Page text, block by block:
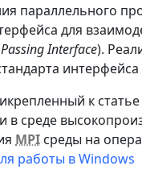
параллельного
для
Interface).
к
среде
MPI среды на
работы в Windows